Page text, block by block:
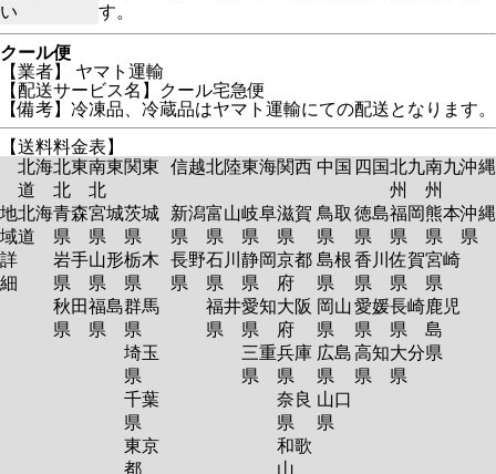
い
す。
クール便
【業者】 ヤマト運輸
【配送サービス名】クール宅急便
【備考】冷凍品、冷蔵品はヤマト運輸にての配送となります。
【送料料金表】
北海
道
北東
北
南東
北
関東 信越北陸東海関西 中国 四国北九
州
南九
州
沖縄
地
域
詳
細
北海
道
青森
県
岩手
県
秋田
県
宮城
県
山形
県
福島
県
茨城
県
栃木
県
群馬
県
埼玉
県
千葉
県
東京
都
新潟
県
長野
県
富山
県
石川
県
福井
県
岐阜
県
静岡
県
愛知
県
三重
県
滋賀
県
京都
府
大阪
府
兵庫
県
奈良
県
和歌
山
鳥取
県
島根
県
岡山
県
広島
県
山口
県
徳島
県
香川
県
愛媛
県
高知
県
福岡
県
佐賀
県
長崎
県
大分
県
熊本
県
宮崎
県
鹿児
島
県
沖縄
県